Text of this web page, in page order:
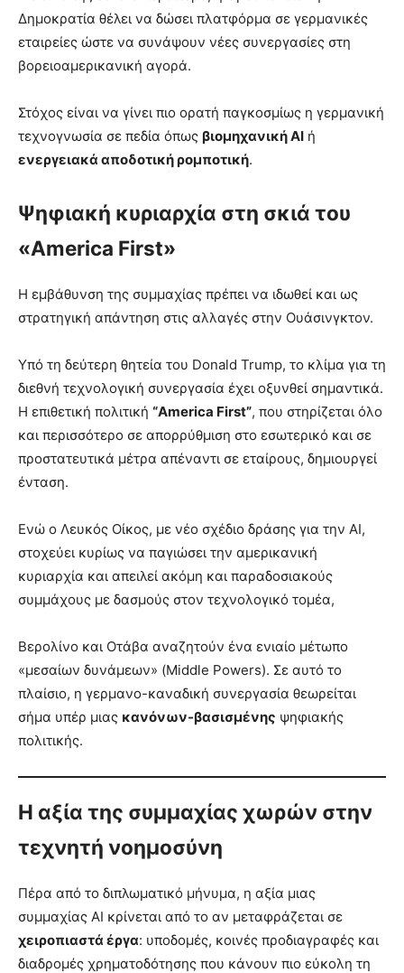
Δημοκρατία θέλει να δώσει πλατφόρμα σε γερμανικές
εταιρείες ώστε να συνάψουν νέες συνεργασίες στη
βορειοαμερικανική αγορά.
Στόχος είναι να γίνει πιο ορατή παγκοσμίως η γερμανική
τεχνογνωσία σε πεδία όπως βιομηχανική AI ή
ενεργειακά αποδοτική ρομποτική.
Ψηφιακή κυριαρχία στη σκιά του
«America First»
Η εμβάθυνση της συμμαχίας πρέπει να ιδωθεί και ως
στρατηγική απάντηση στις αλλαγές στην Ουάσινγκτον.
Υπό τη δεύτερη θητεία του Donald Trump, το κλίμα για τη
διεθνή τεχνολογική συνεργασία έχει οξυνθεί σημαντικά.
Η επιθετική πολιτική “America First”, που στηρίζεται όλο
και περισσότερο σε απορρύθμιση στο εσωτερικό και σε
προστατευτικά μέτρα απέναντι σε εταίρους, δημιουργεί
ένταση.
Ενώ ο Λευκός Οίκος, με νέο σχέδιο δράσης για την AI,
στοχεύει κυρίως να παγιώσει την αμερικανική
κυριαρχία και απειλεί ακόμη και παραδοσιακούς
συμμάχους με δασμούς στον τεχνολογικό τομέα,
Βερολίνο και Οτάβα αναζητούν ένα ενιαίο μέτωπο
«μεσαίων δυνάμεων» (Middle Powers). Σε αυτό το
πλαίσιο, η γερμανο-καναδική συνεργασία θεωρείται
σήμα υπέρ μιας κανόνων-βασισμένης ψηφιακής
πολιτικής.
Η αξία της συμμαχίας χωρών στην
τεχνητή νοημοσύνη
Πέρα από το διπλωματικό μήνυμα, η αξία μιας
συμμαχίας AI κρίνεται από το αν μεταφράζεται σε
χειροπιαστά έργα: υποδομές, κοινές προδιαγραφές και
διαδρομές χρηματοδότησης που κάνουν πιο εύκολη τη